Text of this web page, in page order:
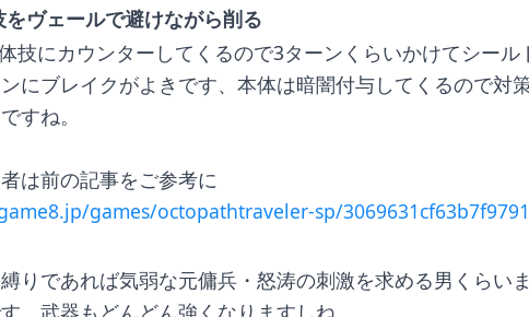
をヴェールで避けながら削る
技にカウンターしてくるので3ターンくらいかけてシール
にブレイクがよきです、本体は暗闇付与してくるので対
すね。
は前の記事をご参考に
games/octopathtraveler-sp/
りであれば気弱な元傭兵・怒涛の刺激を求める男くらい
、武器もどんどん強くなりますしね。